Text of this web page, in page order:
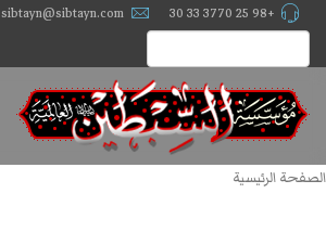
+98 25 3770 33 30
sibtayn@sibtayn.com
الصفحة الرئيسية